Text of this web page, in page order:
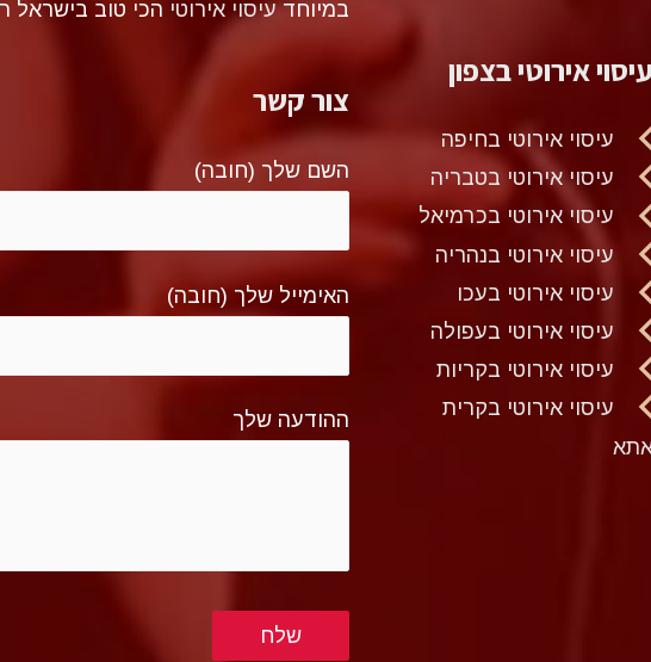
עיסוי אירוטי בצפון
עיסוי אירוטי בחיפה
עיסוי אירוטי בטבריה
עיסוי אירוטי בכרמיאל
עיסוי אירוטי בנהריה
עיסוי אירוטי בעכו
עיסוי אירוטי בעפולה
עיסוי אירוטי בקריות
עיסוי אירוטי בקרית
במיוחדעיסוי אירוטי הכי טוב בישראל
צור קשר
השם שלך (חובה)
האימייל שלך (חובה)
ההודעה שלך